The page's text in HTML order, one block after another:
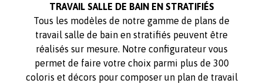
TRAVAIL SALLE DE BAIN EN STRATIFIÉS
Tous les modèles de notre gamme de plans de
travail salle de bain en stratifiés peuvent être
réalisés sur mesure. Notre configurateur vous
permet de faire votre choix parmi plus de 300
coloris et décors pour composer un plan de travail